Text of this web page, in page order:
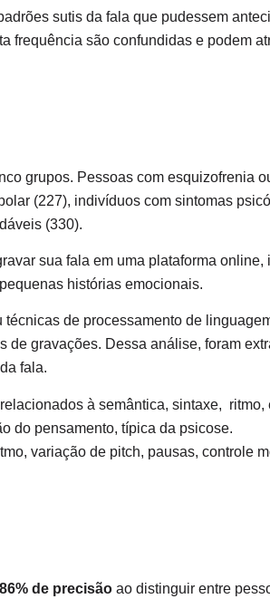
sutis da fala que pudessem
frequência são confundidas e podem
grupos. Pessoas com esquizofrenia
(227), indivíduos com sintomas
(330).
sua fala em uma plataforma online,
histórias emocionais.
de processamento de
gravações. Dessa análise, foram
fala.
à semântica, sintaxe, ritmo,
do pensamento, típica da psicose.
variação de pitch, pausas, controle
86% de precisãoao distinguir entre